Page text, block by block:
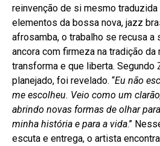
reinvenção de si mesmo
elementos da bossa nova, jazz
afrosamba, o trabalho se recusa a
ancora com firmeza na tradição
transforma e que liberta. Segundo
planejado, foi revelado. “Eu não
me escolheu. Veio como um
abrindo novas formas de olhar
minha história e para a vida.”
escuta e entrega, o artista